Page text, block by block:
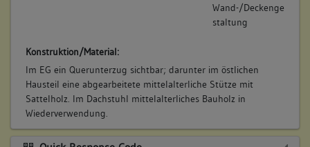
Wand-/Deckenge
staltung
Konstruktion/Material:
Im EG ein Querunterzug sichtbar; darunter im östlichen
Hausteil eine abgearbeitete mittelalterliche Stütze mit
Sattelholz. Im Dachstuhl mittelalterliches Bauholz in
Wiederverwendung.